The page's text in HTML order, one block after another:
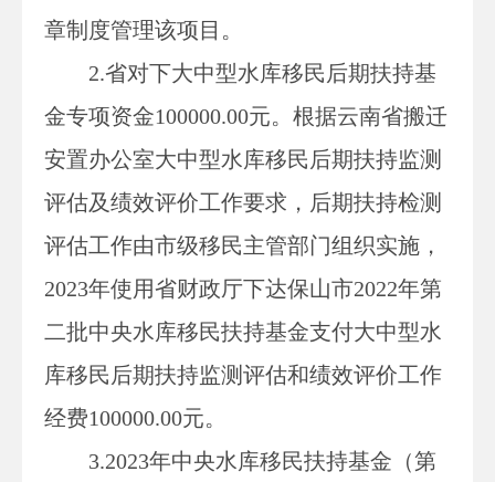
章制度管理该项目。
2.省对下大中型水库移民后期扶持基
金专项资金100000.00元。根据云南省搬迁
安置办公室大中型水库移民后期扶持监测
评估及绩效评价工作要求，后期扶持检测
评估工作由市级移民主管部门组织实施，
2023年使用省财政厅下达保山市2022年第
二批中央水库移民扶持基金支付大中型水
库移民后期扶持监测评估和绩效评价工作
经费100000.00元。
3.2023年中央水库移民扶持基金（第